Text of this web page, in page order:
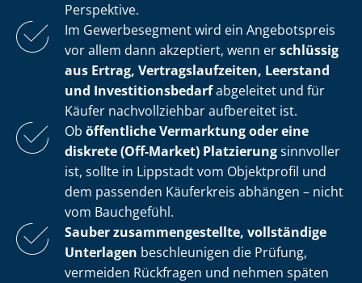
Perspektive.
Im Gewerbesegment wird ein Angebotspreis
vor allem dann akzeptiert, wenn erschlüssig
aus Ertrag, Ver­trags­lauf­zei­ten, Leerstand
und In­ves­ti­ti­ons­be­darfabgeleitet und für
Käufer nachvollziehbar aufbereitet ist.
Ob öffentliche Vermarktung oder eine
diskrete (Off-Market) Platzierungsinnvoller
ist, sollte in Lippstadt vom Objektprofil und
dem passenden Käuferkreis abhängen – nicht
vom Bauchgefühl.
Sauber zu­sam­men­ge­stell­te, vollständige
Unterlagen beschleunigen die Prüfung,
vermeiden Rückfragen und nehmen späten